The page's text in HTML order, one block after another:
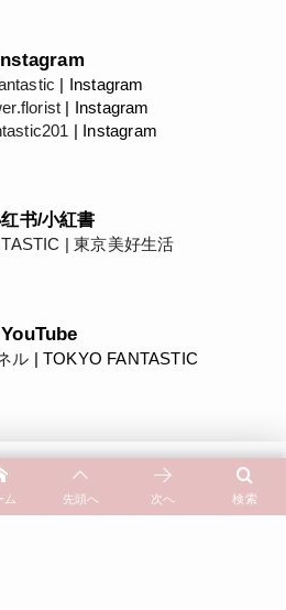
| Instagram
| Instagram
| Instagram
书/小紅書
| 東京美好生活
YouTube
ル | TOKYO FANTASTIC
検索
ム 先頭へ 次へ